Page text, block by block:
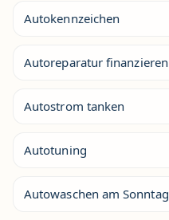
Autokennzeichen
Autoreparatur finanzieren
Autostrom tanken
Autotuning
Autowaschen am Sonntag